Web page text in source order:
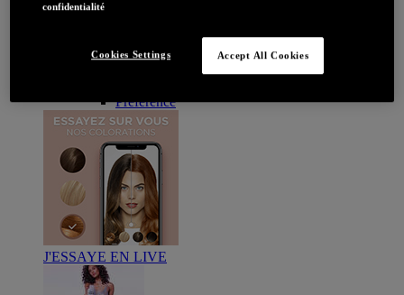
Coloration Homme
Cool Silver
Préférence
J'ESSAYE EN LIVE
confidentialité
Cookies Settings Accept All Cookies